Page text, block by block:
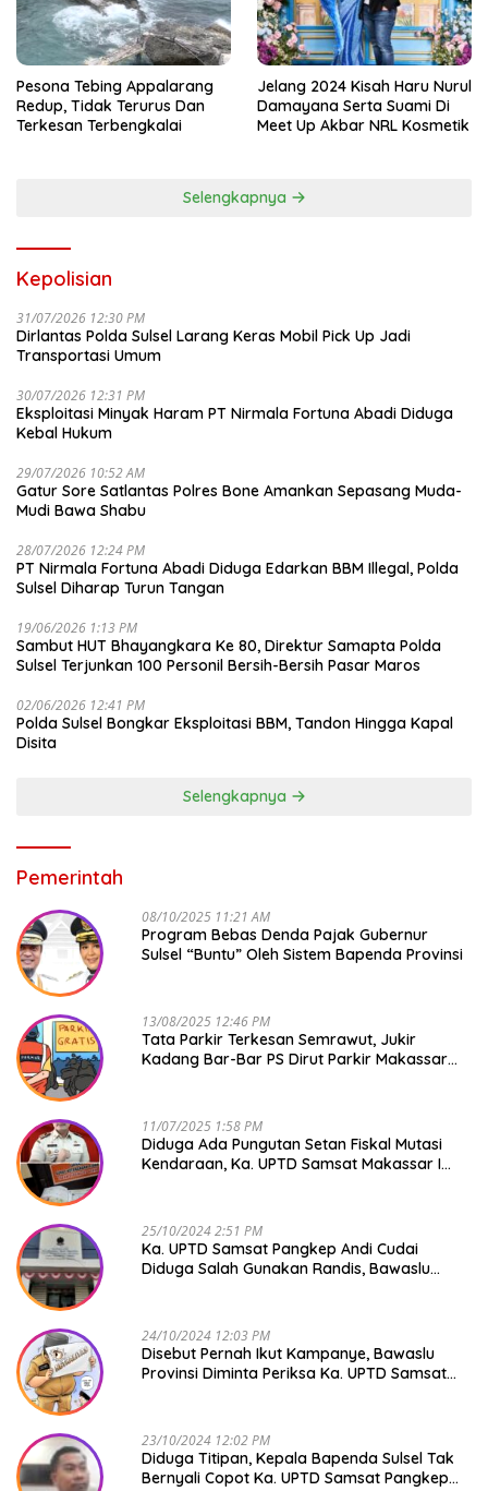
Pesona Tebing Appalarang
Redup, Tidak Terurus Dan
Terkesan Terbengkalai
Jelang 2024 Kisah Haru Nurul
Damayana Serta Suami Di
Meet Up Akbar NRL Kosmetik
Selengkapnya
Kepolisian
31/07/2026 12:30 PM
Dirlantas Polda Sulsel Larang Keras Mobil Pick Up Jadi
Transportasi Umum
30/07/2026 12:31 PM
Eksploitasi Minyak Haram PT Nirmala Fortuna Abadi Diduga
Kebal Hukum
29/07/2026 10:52 AM
Gatur Sore Satlantas Polres Bone Amankan Sepasang Muda-
Mudi Bawa Shabu
28/07/2026 12:24 PM
PT Nirmala Fortuna Abadi Diduga Edarkan BBM Illegal, Polda
Sulsel Diharap Turun Tangan
19/06/2026 1:13 PM
Sambut HUT Bhayangkara Ke 80, Direktur Samapta Polda
Sulsel Terjunkan 100 Personil Bersih-Bersih Pasar Maros
02/06/2026 12:41 PM
Polda Sulsel Bongkar Eksploitasi BBM, Tandon Hingga Kapal
Disita
Selengkapnya
Pemerintah
08/10/2025 11:21 AM
Program Bebas Denda Pajak Gubernur
Sulsel “Buntu” Oleh Sistem Bapenda Provinsi
13/08/2025 12:46 PM
Tata Parkir Terkesan Semrawut, Jukir
Kadang Bar-Bar PS Dirut Parkir Makassar
11/07/2025 1:58 PM
Diduga Ada Pungutan Setan Fiskal Mutasi
Kendaraan, Ka. UPTD Samsat Makassar I
25/10/2024 2:51 PM
Ka. UPTD Samsat Pangkep Andi Cudai
Diduga Salah Gunakan Randis, Bawaslu
24/10/2024 12:03 PM
Disebut Pernah Ikut Kampanye, Bawaslu
Provinsi Diminta Periksa Ka. UPTD Samsat
23/10/2024 12:02 PM
Diduga Titipan, Kepala Bapenda Sulsel Tak
Bernyali Copot Ka. UPTD Samsat Pangkep